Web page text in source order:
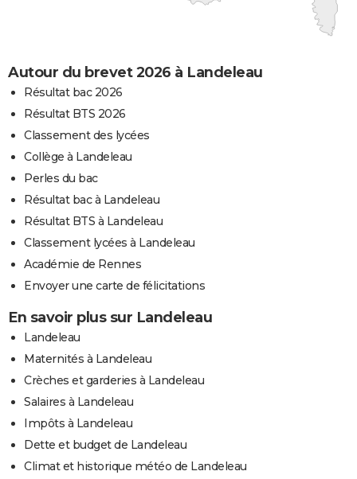
Autour du brevet 2026 à Landeleau
Résultat bac 2026
Résultat BTS 2026
Classement des lycées
Collège à Landeleau
Perles du bac
Résultat bac à Landeleau
Résultat BTS à Landeleau
Classement lycées à Landeleau
Académie de Rennes
Envoyer une carte de félicitations
En savoir plus sur Landeleau
Landeleau
Maternités à Landeleau
Crèches et garderies à Landeleau
Salaires à Landeleau
Impôts à Landeleau
Dette et budget de Landeleau
Climat et historique météo de Landeleau